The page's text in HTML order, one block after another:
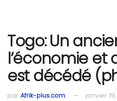
Togo: Un
l’économie et
est décédé
par Afrik-plus.com janvier